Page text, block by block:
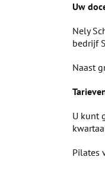
Uw
Nely
bedrijf
Naast
U kunt
Pilates